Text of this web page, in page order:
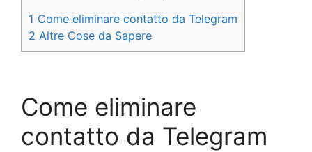
1 ​ Come eliminare contatto da Telegram​
2 Altre Cose da Sapere
Come eliminare
contatto da Telegram​